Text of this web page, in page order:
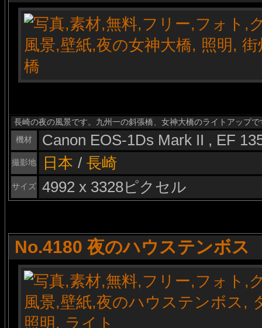
長崎の夜の風景です。九州一の斜張橋、女神大橋のライトアップで
機材
Canon EOS-1Ds Mark II , EF
撮影地 日本 / 長崎
サイズ 4992 x 3328ピクセル
No.4180 夜のハウステンボス